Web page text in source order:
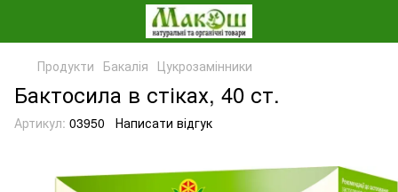
Продукти Бакалія Цукрозамінники
Бактосила в стіках, 40 ст.
Артикул: 03950 Написати відгук